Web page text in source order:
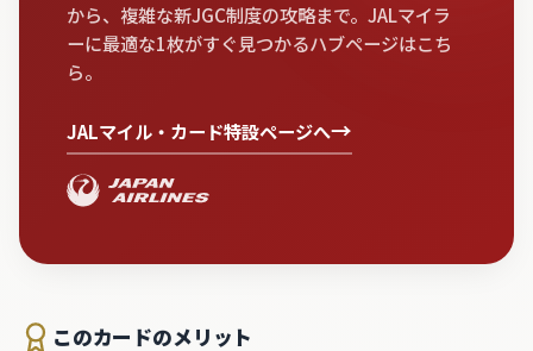
から、複雑な新JGC制度の攻略まで。JALマイラ
ーに最適な1枚がすぐ見つかるハブページはこち
ら。
JALマイル・カード特設ページへ→
このカードのメリット